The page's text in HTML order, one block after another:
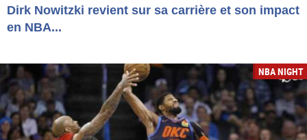
Dirk Nowitzki revient sur sa carrière et son impact
en NBA...
NBA NIGHT